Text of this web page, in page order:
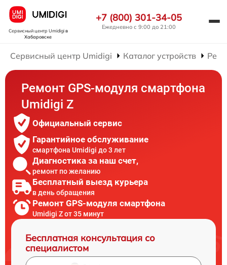
Сервисный центр Umidigiв
Хабаровске
+7 (800) 301-34-05
Ежедневно с 9:00 до 21:00
Сервисный центр Umidigi Каталог устройств
Ремонт GPS-модуля смартфона
Umidigi Z
Официальный сервис
Гарантийное обслуживание
смартфона Umidigi до 3 лет
Диагностика за наш счет,
ремонт по желанию
Бесплатный выезд курьера
в день обращения
Ремонт GPS-модуля смартфона
Umidigi Z от 35 минут
Бесплатная консультация со
специалистом